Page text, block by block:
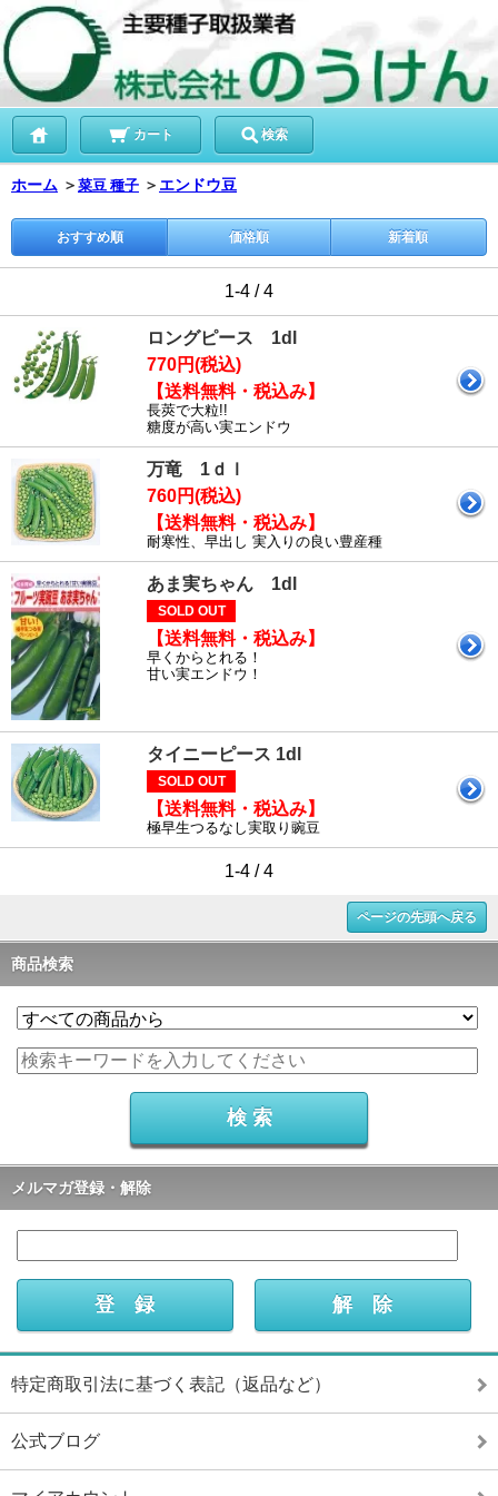
カート 検索
ホーム ＞ 菜豆 種子 ＞ エンドウ豆
おすすめ順 価格順 新着順
1-4 / 4
ロングピース 1dl
770円(税込)
【送料無料・税込み】
長莢で大粒!!
糖度が高い実エンドウ
万竜 1ｄｌ
760円(税込)
【送料無料・税込み】
耐寒性、早出し 実入りの良い豊産種
あま実ちゃん 1dl
SOLD OUT
【送料無料・税込み】
早くからとれる！
甘い実エンドウ！
タイニーピース 1dl
SOLD OUT
【送料無料・税込み】
極早生つるなし実取り豌豆
1-4 / 4
ページの先頭へ戻る
商品検索
メルマガ登録・解除
特定商取引法に基づく表記（返品など）
公式ブログ